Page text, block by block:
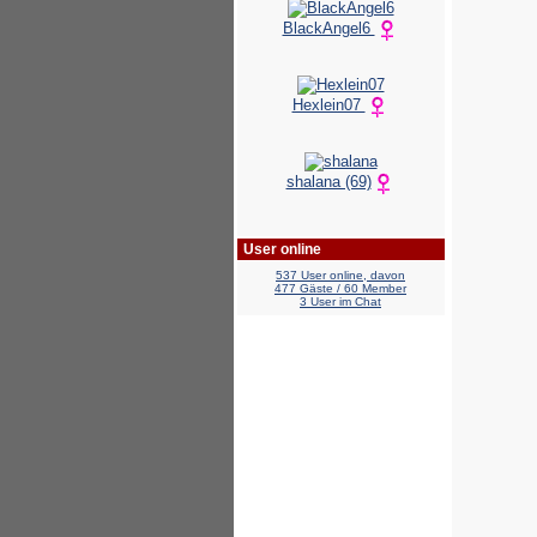
BlackAngel6
Hexlein07
shalana (69)
User online
537 User online, davon
477 Gäste / 60 Member
3 User im Chat